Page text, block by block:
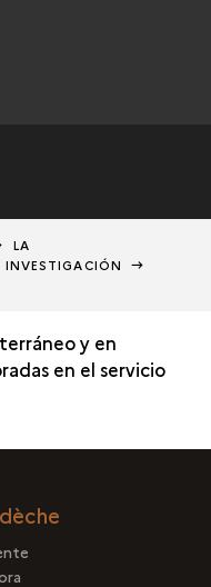
LA
INVESTIGACIÓN
y en
en el servicio